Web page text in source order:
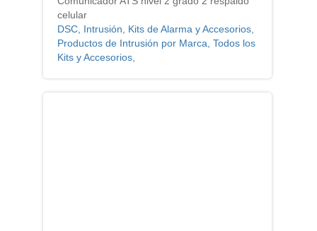
celular
DSC, Intrusión, Kits de Alarma y Accesorios,
Productos de Intrusión por Marca, Todos los
Kits y Accesorios,